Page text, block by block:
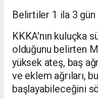
Belirtiler 1 ila 3
KKKA'nın kuluçka
olduğunu belirten
yüksek ateş, baş
ve eklem ağrıları,
başlayabileceğini